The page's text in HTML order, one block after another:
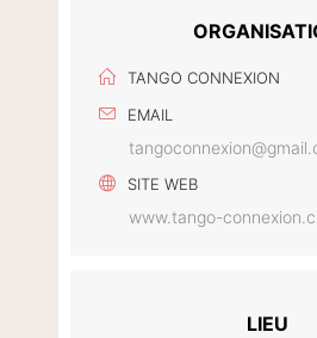
TANGO CONNEXION
EMAIL
SITE WEB
www.tango-
LIEU